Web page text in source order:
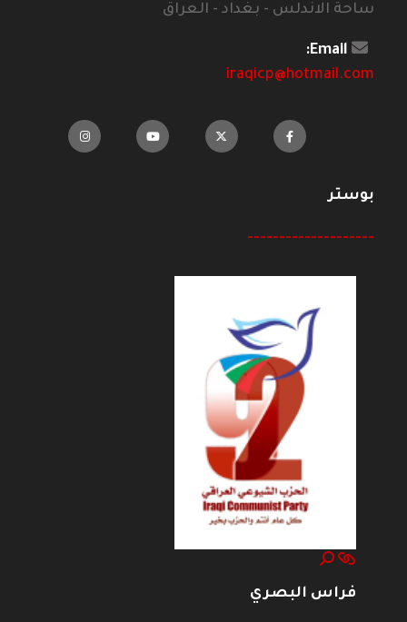
ساحة الاندلس - بغداد - العراق
Email:
iraqicp@hotmail.com
بوستر
--------------------
فراس البصري